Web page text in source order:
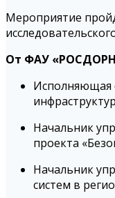
Мероприятие
От ФАУ
Исполняющая
Начальник
проекта
Начальник
систем в